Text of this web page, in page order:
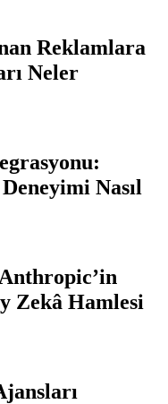
Reklamlara
Neler
Nasıl
Zekâ Hamlesi